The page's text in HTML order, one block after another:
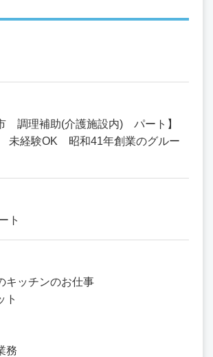
調理補助(介護施設内) パート】
未経験OK 昭和41年創業のグルー
ト
キッチンのお仕事
ト
務